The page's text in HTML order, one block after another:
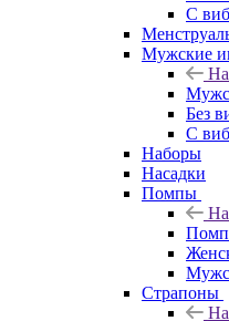
С
Мужские
Без
С
Наборы
Насадки
Помпы
Страпоны